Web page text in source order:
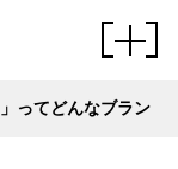
ってどんなブランド